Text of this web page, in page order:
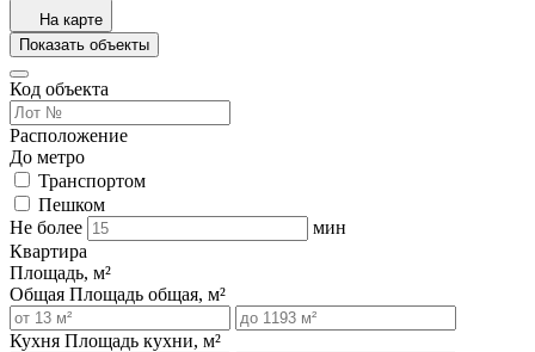
На карте
Показать объекты
Код объекта
Расположение
До метро
Транспортом
Пешком
Не более
мин
Квартира
Площадь, м²
Общая Площадь общая, м²
Кухня Площадь кухни, м²